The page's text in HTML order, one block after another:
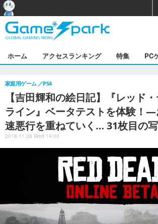
ホーム アクセスランキング 特集 PC
【吉田輝和の絵日記】『レッド
ライン』ベータテストを体験！
速悪行を重ねていく… 31枚目の
家庭用ゲーム PS4
2018.11.28 Wed 19:00